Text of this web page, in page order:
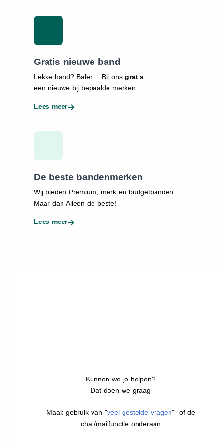
Gratis nieuwe band
Lekke band? Balen....Bij ons gratis
een nieuwe bij bepaalde merken.
Lees meer
De beste bandenmerken
Wij bieden Premium, merk en budgetbanden.
Maar dan Alleen de beste!
Lees meer
Kunnen we je helpen?
Dat doen we graag
Maak gebruik van "veel gestelde vragen" of de
chat/mailfunctie onderaan